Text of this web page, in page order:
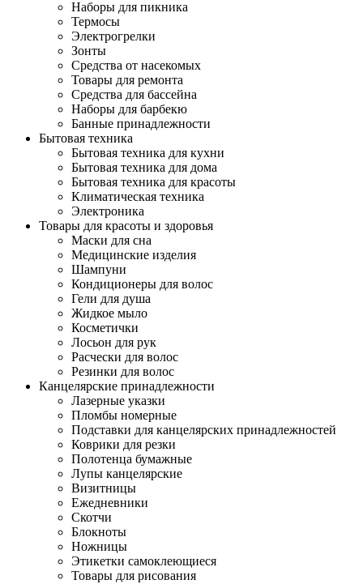
Наборы для пикника
Термосы
Электрогрелки
Зонты
Средства от насекомых
Товары для ремонта
Средства для бассейна
Наборы для барбекю
Банные принадлежности
Бытовая техника
Бытовая техника для кухни
Бытовая техника для дома
Бытовая техника для красоты
Климатическая техника
Электроника
Товары для красоты и здоровья
Маски для сна
Медицинские изделия
Шампуни
Кондиционеры для волос
Гели для душа
Жидкое мыло
Косметички
Лосьон для рук
Расчески для волос
Резинки для волос
Канцелярские принадлежности
Лазерные указки
Пломбы номерные
Подставки для канцелярских принадлежностей
Коврики для резки
Полотенца бумажные
Лупы канцелярские
Визитницы
Ежедневники
Скотчи
Блокноты
Ножницы
Этикетки самоклеющиеся
Товары для рисования